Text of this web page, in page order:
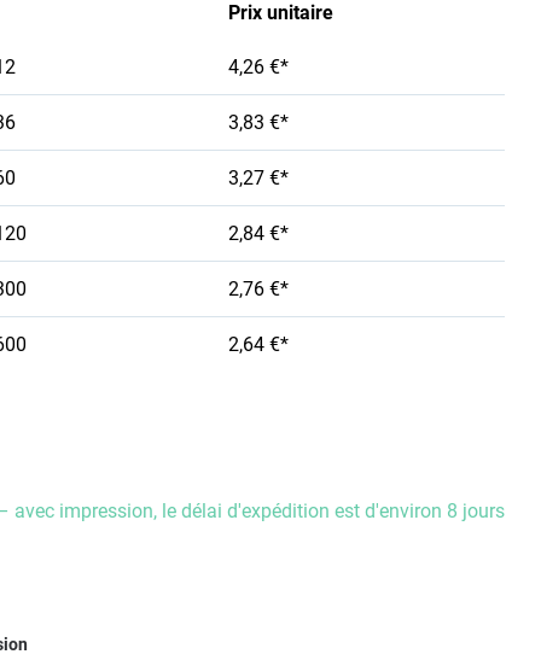
Prix unitaire
4,26 €*
3,83 €*
3,27 €*
2,84 €*
2,76 €*
2,64 €*
avec impression, le délai d'expédition est d'environ 8 jours